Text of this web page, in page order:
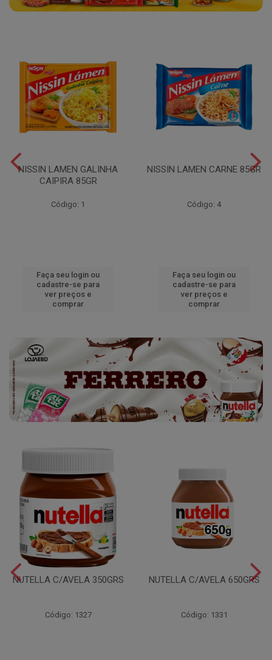
NISSIN LAMEN GALINHA
CAIPIRA 85GR
Código: 1
Faça seu login ou
cadastre-se para
ver preços e
comprar
NISSIN LAMEN CARNE 85GR
Código: 4
Faça seu login ou
cadastre-se para
ver preços e
comprar
NUTELLA C/AVELA 350GRS
Código: 1327
NUTELLA C/AVELA 650GRS
Código: 1331